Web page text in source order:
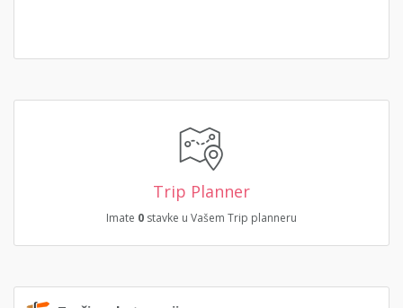
Trip Planner
Imate 0 stavke u Vašem Trip planneru